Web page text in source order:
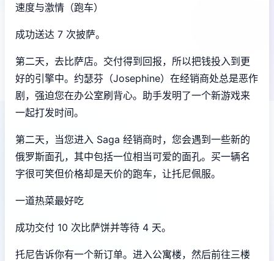
速度与激情（跑车）
成功送达 7 次披萨。
第二天，去比萨店。交付得到回报，所以把钱投入到更
好的引擎中。约瑟芬（Josephine）在经销商处总是恶作
剧，强迫您在办公室刷背心。助手发明了一个新游戏来
一起打发时间。
第二天，当您进入 Saga 经销商时，您会遇到一些新的
俄罗斯面孔，其中包括一位相当可爱的面孔。买一辆名
字很可笑但价格却是天价的跑车，让托尼佩服。
一道热菜最好吃
成功交付 10 次比萨饼并等待 4 天。
托尼告诉你有一个新订单。进入公寓楼，然后前往三楼